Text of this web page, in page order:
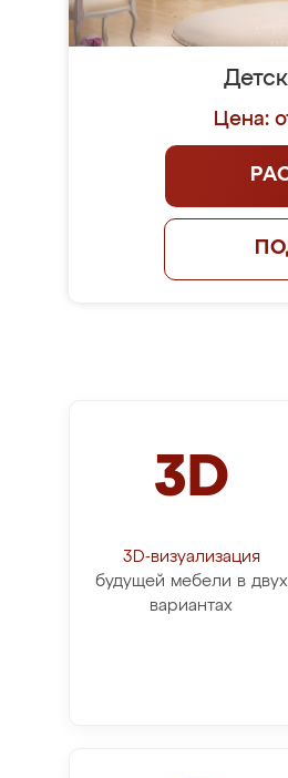
Цена:
3D
3D-визуализация
будущей мебели в двух
вариантах